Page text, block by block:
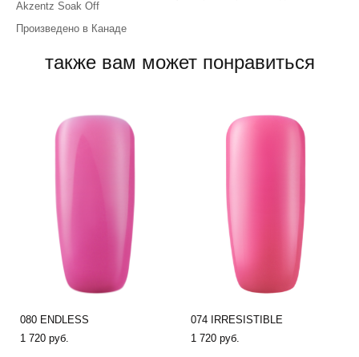
Akzentz Soak Off
Произведено в Канаде
также вам может понравиться
080 ENDLESS
1 720 pуб.
074 IRRESISTIBLE
1 720 pуб.